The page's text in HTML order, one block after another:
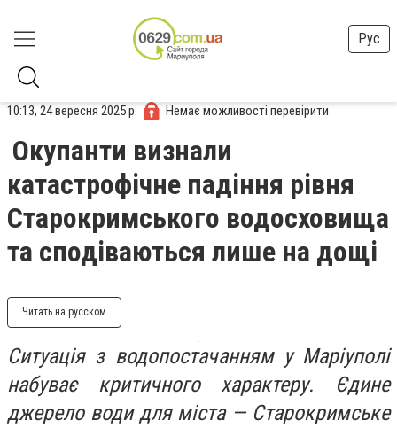
Рус
10:13, 24 вересня 2025 р. Немає можливості перевірити
Окупанти визнали
катастрофічне падіння рівня
Старокримського водосховища
та сподіваються лише на дощі
Читать на русском
Ситуація з водопостачанням у Маріуполі
набуває критичного характеру. Єдине
джерело води для міста — Старокримське